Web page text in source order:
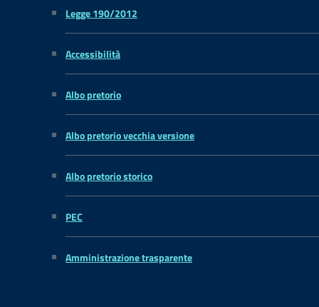
Legge 190/2012
Accessibilità
Albo pretorio
Albo pretorio vecchia versione
Albo pretorio storico
PEC
Amministrazione trasparente